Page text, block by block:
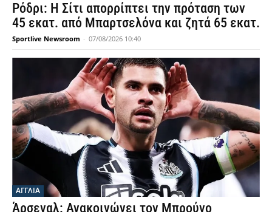
Ρόδρι: Η Σίτι απορρίπτει την πρόταση των
45 εκατ. από Μπαρτσελόνα και ζητά 65 εκατ.
Sportlive Newsroom - 07/08/2026 10:40
ΑΓΓΛΙΑ
Άρσεναλ: Ανακοινώνει τον Μπρούνο